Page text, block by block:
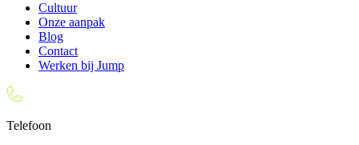
Cultuur
Onze aanpak
Blog
Contact
Werken bij Jump
Telefoon